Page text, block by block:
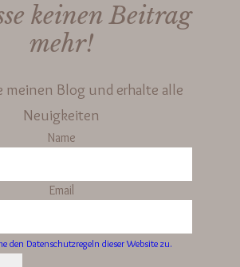
keinen Beitrag
mehr!
meinen Blog und erhalte alle
Neuigkeiten
Name
Email
den Datenschutzregeln dieser Website zu.